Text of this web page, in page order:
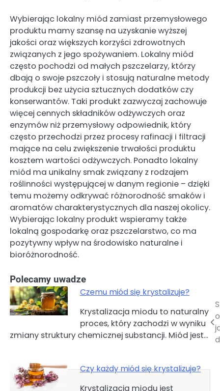
Wybierając lokalny miód zamiast przemysłowego
produktu mamy szansę na uzyskanie wyższej
jakości oraz większych korzyści zdrowotnych
związanych z jego spożywaniem. Lokalny miód
często pochodzi od małych pszczelarzy, którzy
dbają o swoje pszczoły i stosują naturalne metody
produkcji bez użycia sztucznych dodatków czy
konserwantów. Taki produkt zazwyczaj zachowuje
więcej cennych składników odżywczych oraz
enzymów niż przemysłowy odpowiednik, który
często przechodzi przez procesy rafinacji i filtracji
mające na celu zwiększenie trwałości produktu
kosztem wartości odżywczych. Ponadto lokalny
miód ma unikalny smak związany z rodzajem
roślinności występującej w danym regionie – dzięki
temu możemy odkrywać różnorodność smaków i
aromatów charakterystycznych dla naszej okolicy.
Wybierając lokalny produkt wspieramy także
lokalną gospodarkę oraz pszczelarstwo, co ma
pozytywny wpływ na środowisko naturalne i
bioróżnorodność.
Polecamy uwadze
Czemu miód się krystalizuje?
Krystalizacja miodu to naturalny
proces, który zachodzi w wyniku
zmiany struktury chemicznej substancji. Miód jest…
Czy każdy miód się krystalizuje?
Krystalizacja miodu jest
Nawigacja